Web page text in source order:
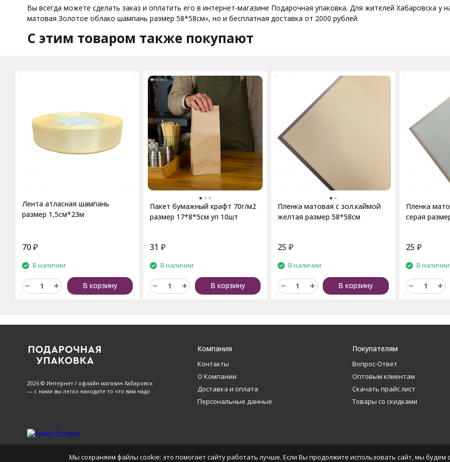
Вы всегда можете сделать заказ и оплатить его в интернет-магазине Подарочная упаковка. Для жителей Хабаровска у
матовая Золотое облако шампань размер 58*58см», но и бесплатная доставка от 2000 рублей.
C этим товаром также покупают
Лента атласная шампань
размер 1,5см*23м
70 ₽
В наличии
В корзину
Пакет бумажный крафт 70г/м2
размер 17*8*5см уп 10шт
31 ₽
В наличии
В корзину
Пленка матовая с зол.каймой
желтая размер 58*58см
25 ₽
В наличии
В корзину
Пленка
серая
25 ₽
В наличии
2026 © Интернет / офлайн магазин Хабаровск
— с нами вы легко находите то что вам надо
Компания
Контакты
О Компании
Доставка и оплата
Персональные данные
Покупателям
Вопрос-Ответ
Оптовым клиентам
Скачать прайс лист
Товары со скидками
Мы сохраняем файлы cookie: это помогает сайту работать лучше. Если Вы продолжите использовать сайт, мы будем